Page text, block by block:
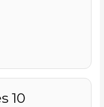
10